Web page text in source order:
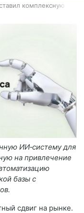
комплексную ИИ-
ИИ‑систему для
на привлечение
базы с
сдвиг на рынке.